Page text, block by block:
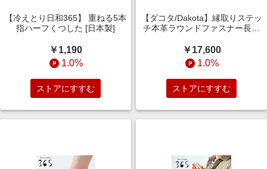
【冷えとり日和365】 重ねる5本
指ハーフくつした [日本製]
￥1,190
1.0%
ストアにすすむ
【ダコタ/Dakota】縁取りステッ
チ本革ラウンドファスナー長財
￥17,600
1.0%
ストアにすすむ